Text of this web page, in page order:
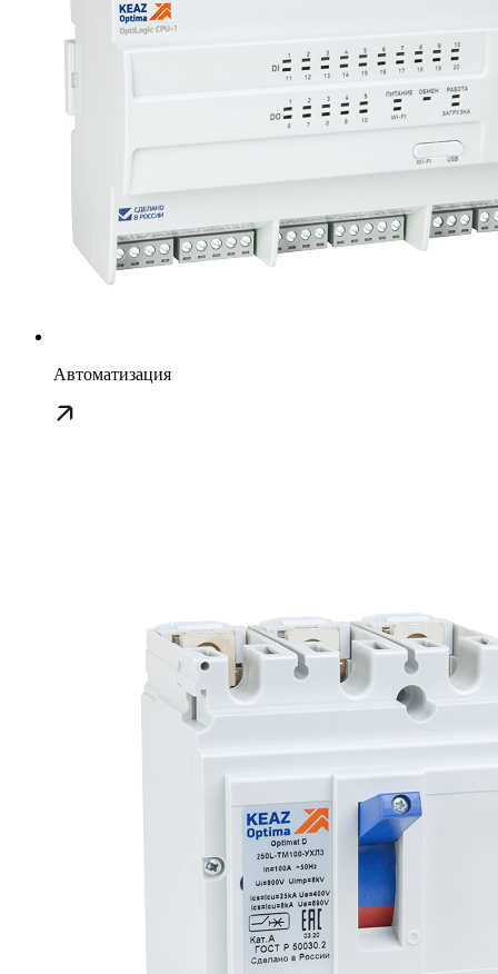
Автоматизация